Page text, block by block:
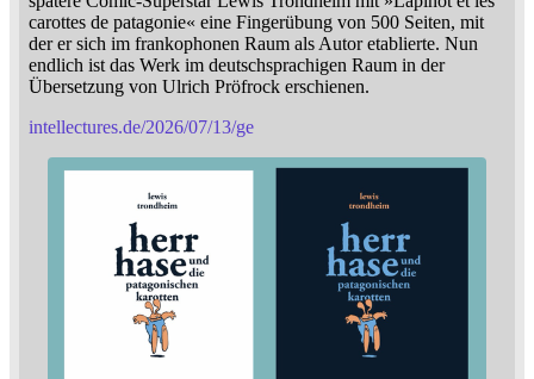
carottes de patagonie« eine Fingerübung von 500 Seiten, mit
der er sich im frankophonen Raum als Autor etablierte. Nun
endlich ist das Werk im deutschsprachigen Raum in der
Übersetzung von Ulrich Pröfrock erschienen.
intellectures.de/2026/07/13/ge